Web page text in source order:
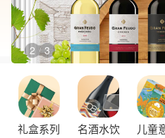
2 / 3
礼盒系列 名酒水饮 儿童
舌尖上的塞尔维亚